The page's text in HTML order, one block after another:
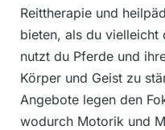
Reittherapie und
bieten, als du vielleicht
nutzt du Pferde und
Körper und Geist zu
Angebote legen den
wodurch Motorik und